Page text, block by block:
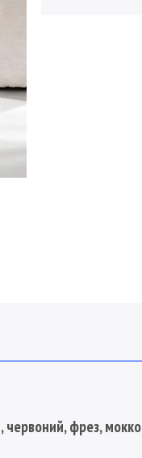
червоний, фрез, мокко